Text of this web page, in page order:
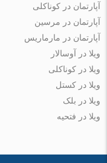
آپارتمان در کوناکلی
آپارتمان در مرسین
آپارتمان در مارماریس
ویلا در آوسالار
ویلا در کوناکلی
ویلا در کستل
ویلا در بلک
ویلا در فتحیه